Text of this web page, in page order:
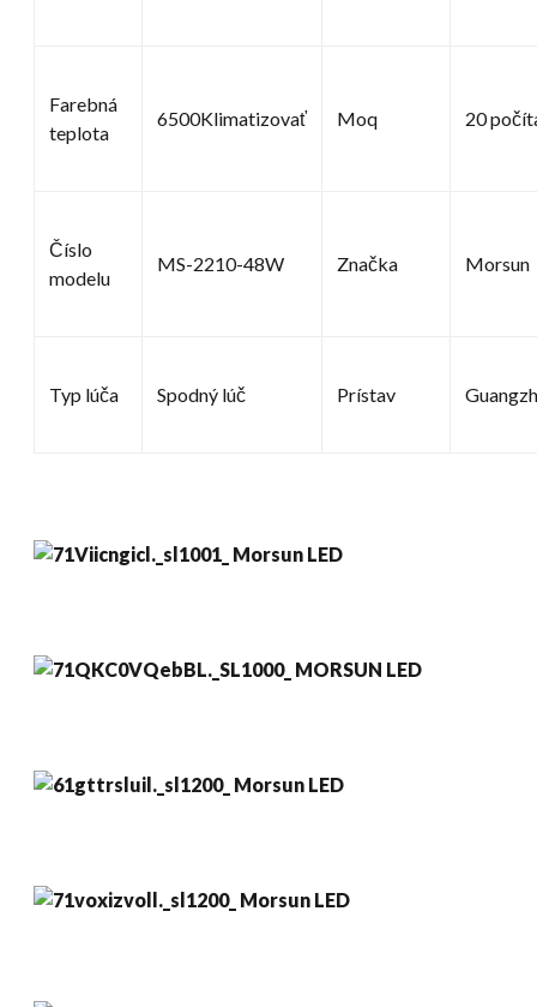
Farebná
teplota
6500Klimatizovať Moq 20
Číslo
modelu
MS-2210-48W Značka Morsun
Typ lúča Spodný lúč Prístav